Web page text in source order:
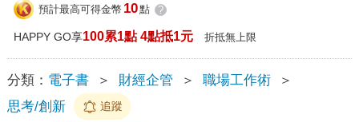
預計最高可得金幣 10點 ?
HAPPY GO享100累1點 4點抵1元 折抵無上限
分類： 電子書 ＞ 財經企管 ＞ 職場工作術
＞
思考/創新
追蹤